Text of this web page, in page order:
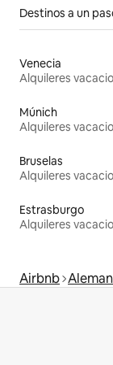
Destinos a un
Venecia
Alquileres
Múnich
Alquileres
Bruselas
Alquileres
Estrasburgo
Alquileres
Airbnb